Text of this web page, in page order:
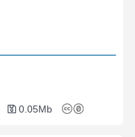
0.05Mb